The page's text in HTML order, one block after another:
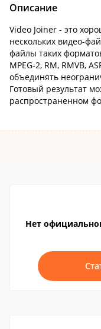
Описание
Video Joiner - это
нескольких видео-
файлы таких
MPEG-2, RM, RMVB,
объединять
Готовый результат
распространенном
Нет